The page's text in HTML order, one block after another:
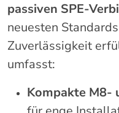
passiven SPE-
neuesten
Zuverlässigkeit
umfasst:
Kompakte M8-